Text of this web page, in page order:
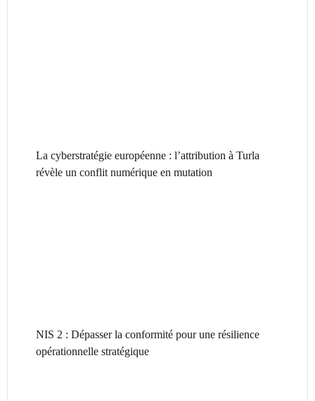
La cyberstratégie européenne : l’attribution à Turla
révèle un conflit numérique en mutation
NIS 2 : Dépasser la conformité pour une résilience
opérationnelle stratégique